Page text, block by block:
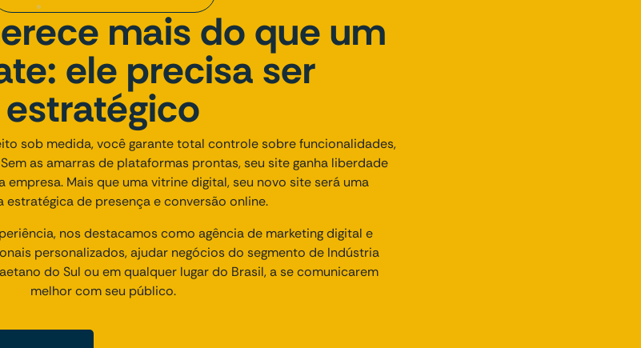
mais do que um
ele precisa ser
estratégico
sob medida, você garante total controle sobre funcionalidades,
as amarras de plataformas prontas, seu site ganha liberdade
empresa. Mais que uma vitrine digital, seu novo site será uma
estratégica de presença e conversão online.
nos destacamos como agência de marketing digital e
personalizados, ajudar negócios do segmento de Indústria
do Sul ou em qualquer lugar do Brasil, a se comunicarem
melhor com seu público.